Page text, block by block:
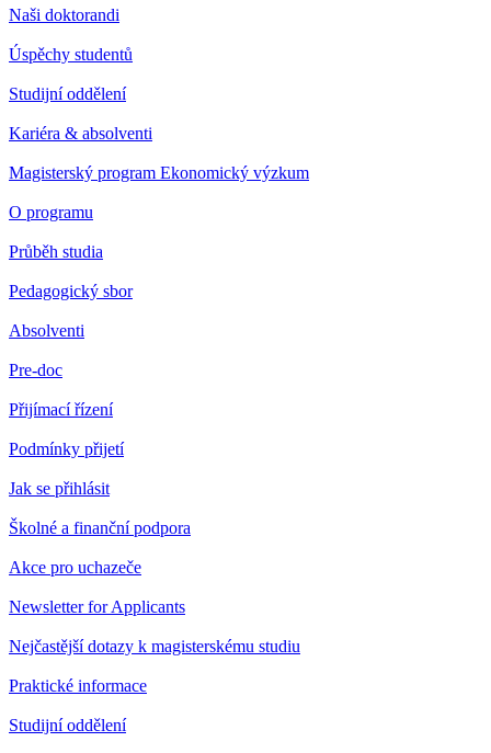
Naši doktorandi
Úspěchy studentů
Studijní oddělení
Kariéra & absolventi
Magisterský program Ekonomický výzkum
O programu
Průběh studia
Pedagogický sbor
Absolventi
Pre-doc
Přijímací řízení
Podmínky přijetí
Jak se přihlásit
Školné a finanční podpora
Akce pro uchazeče
Newsletter for Applicants
Nejčastější dotazy k magisterskému studiu
Praktické informace
Studijní oddělení